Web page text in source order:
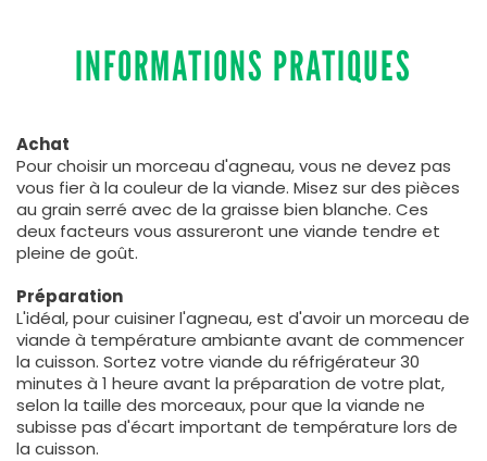
INFORMATIONS PRATIQUES
Achat
Pour choisir un morceau d'agneau, vous ne devez pas
vous fier à la couleur de la viande. Misez sur des pièces
au grain serré avec de la graisse bien blanche. Ces
deux facteurs vous assureront une viande tendre et
pleine de goût.
Préparation
L'idéal, pour cuisiner l'agneau, est d'avoir un morceau de
viande à température ambiante avant de commencer
la cuisson. Sortez votre viande du réfrigérateur 30
minutes à 1 heure avant la préparation de votre plat,
selon la taille des morceaux, pour que la viande ne
subisse pas d'écart important de température lors de
la cuisson.